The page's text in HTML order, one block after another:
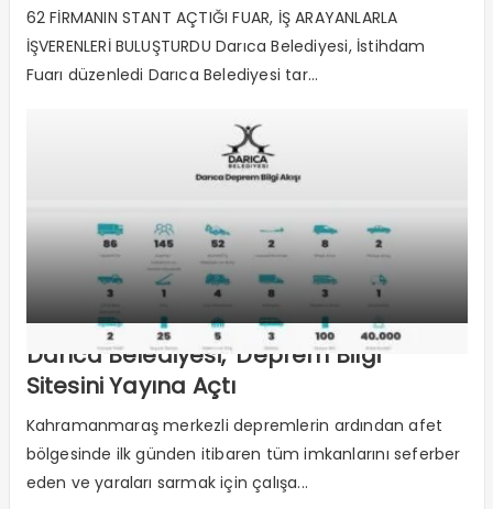
62 FİRMANIN STANT AÇTIĞI FUAR, İŞ ARAYANLARLA
İŞVERENLERİ BULUŞTURDU Darıca Belediyesi, İstihdam
Fuarı düzenledi Darıca Belediyesi tar...
Darıca Belediyesi, ‘Deprem Bilgi’
Sitesini Yayına Açtı
Kahramanmaraş merkezli depremlerin ardından afet
bölgesinde ilk günden itibaren tüm imkanlarını seferber
eden ve yaraları sarmak için çalışa...